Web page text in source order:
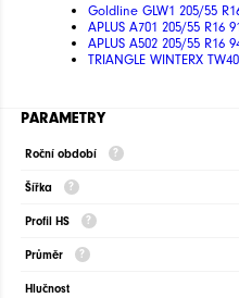
Goldline GLW1 205/55
APLUS A701 205/55 R16
APLUS A502 205/55 R16
TRIANGLE WINTERX
PARAMETRY
Roční období
Šířka
Profil HS
Průměr
Hlučnost